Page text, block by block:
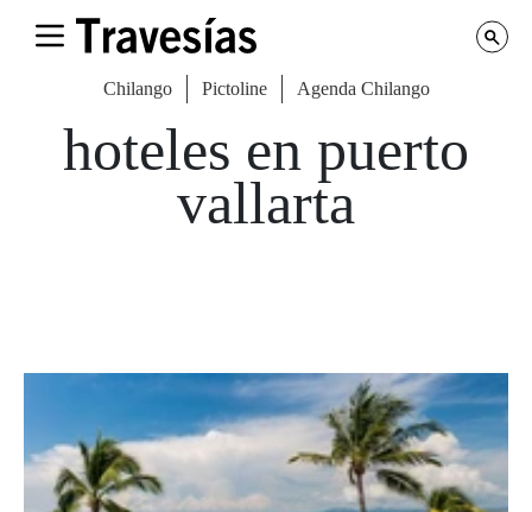
Chilango Pictoline Agenda Chilango
hoteles en puerto
vallarta